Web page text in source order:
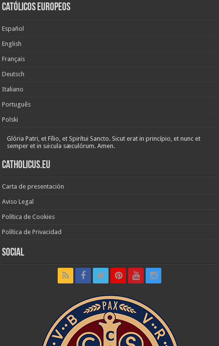
Católicos Europeos
Español
English
Français
Deutsch
Italiano
Português
Polski
Glória Patri, et Fílio, et Spirítui Sancto. Sicut erat in princípio, et nunc et
semper et in sǽcula sæculórum. Amen.
Catholicus.eu
Carta de presentación
Aviso Legal
Política de Cookies
Política de Privacidad
Social